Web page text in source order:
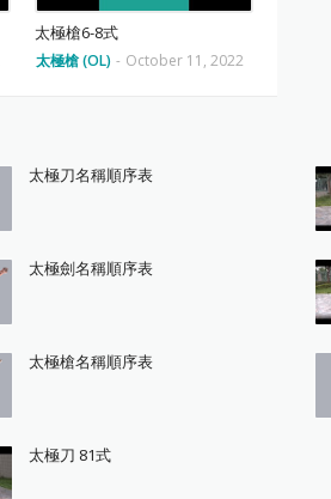
太極槍6-8式
太極槍 (OL) - October 11, 2022
太極刀名稱順序表
太極劍名稱順序表
太極槍名稱順序表
太極刀 81式